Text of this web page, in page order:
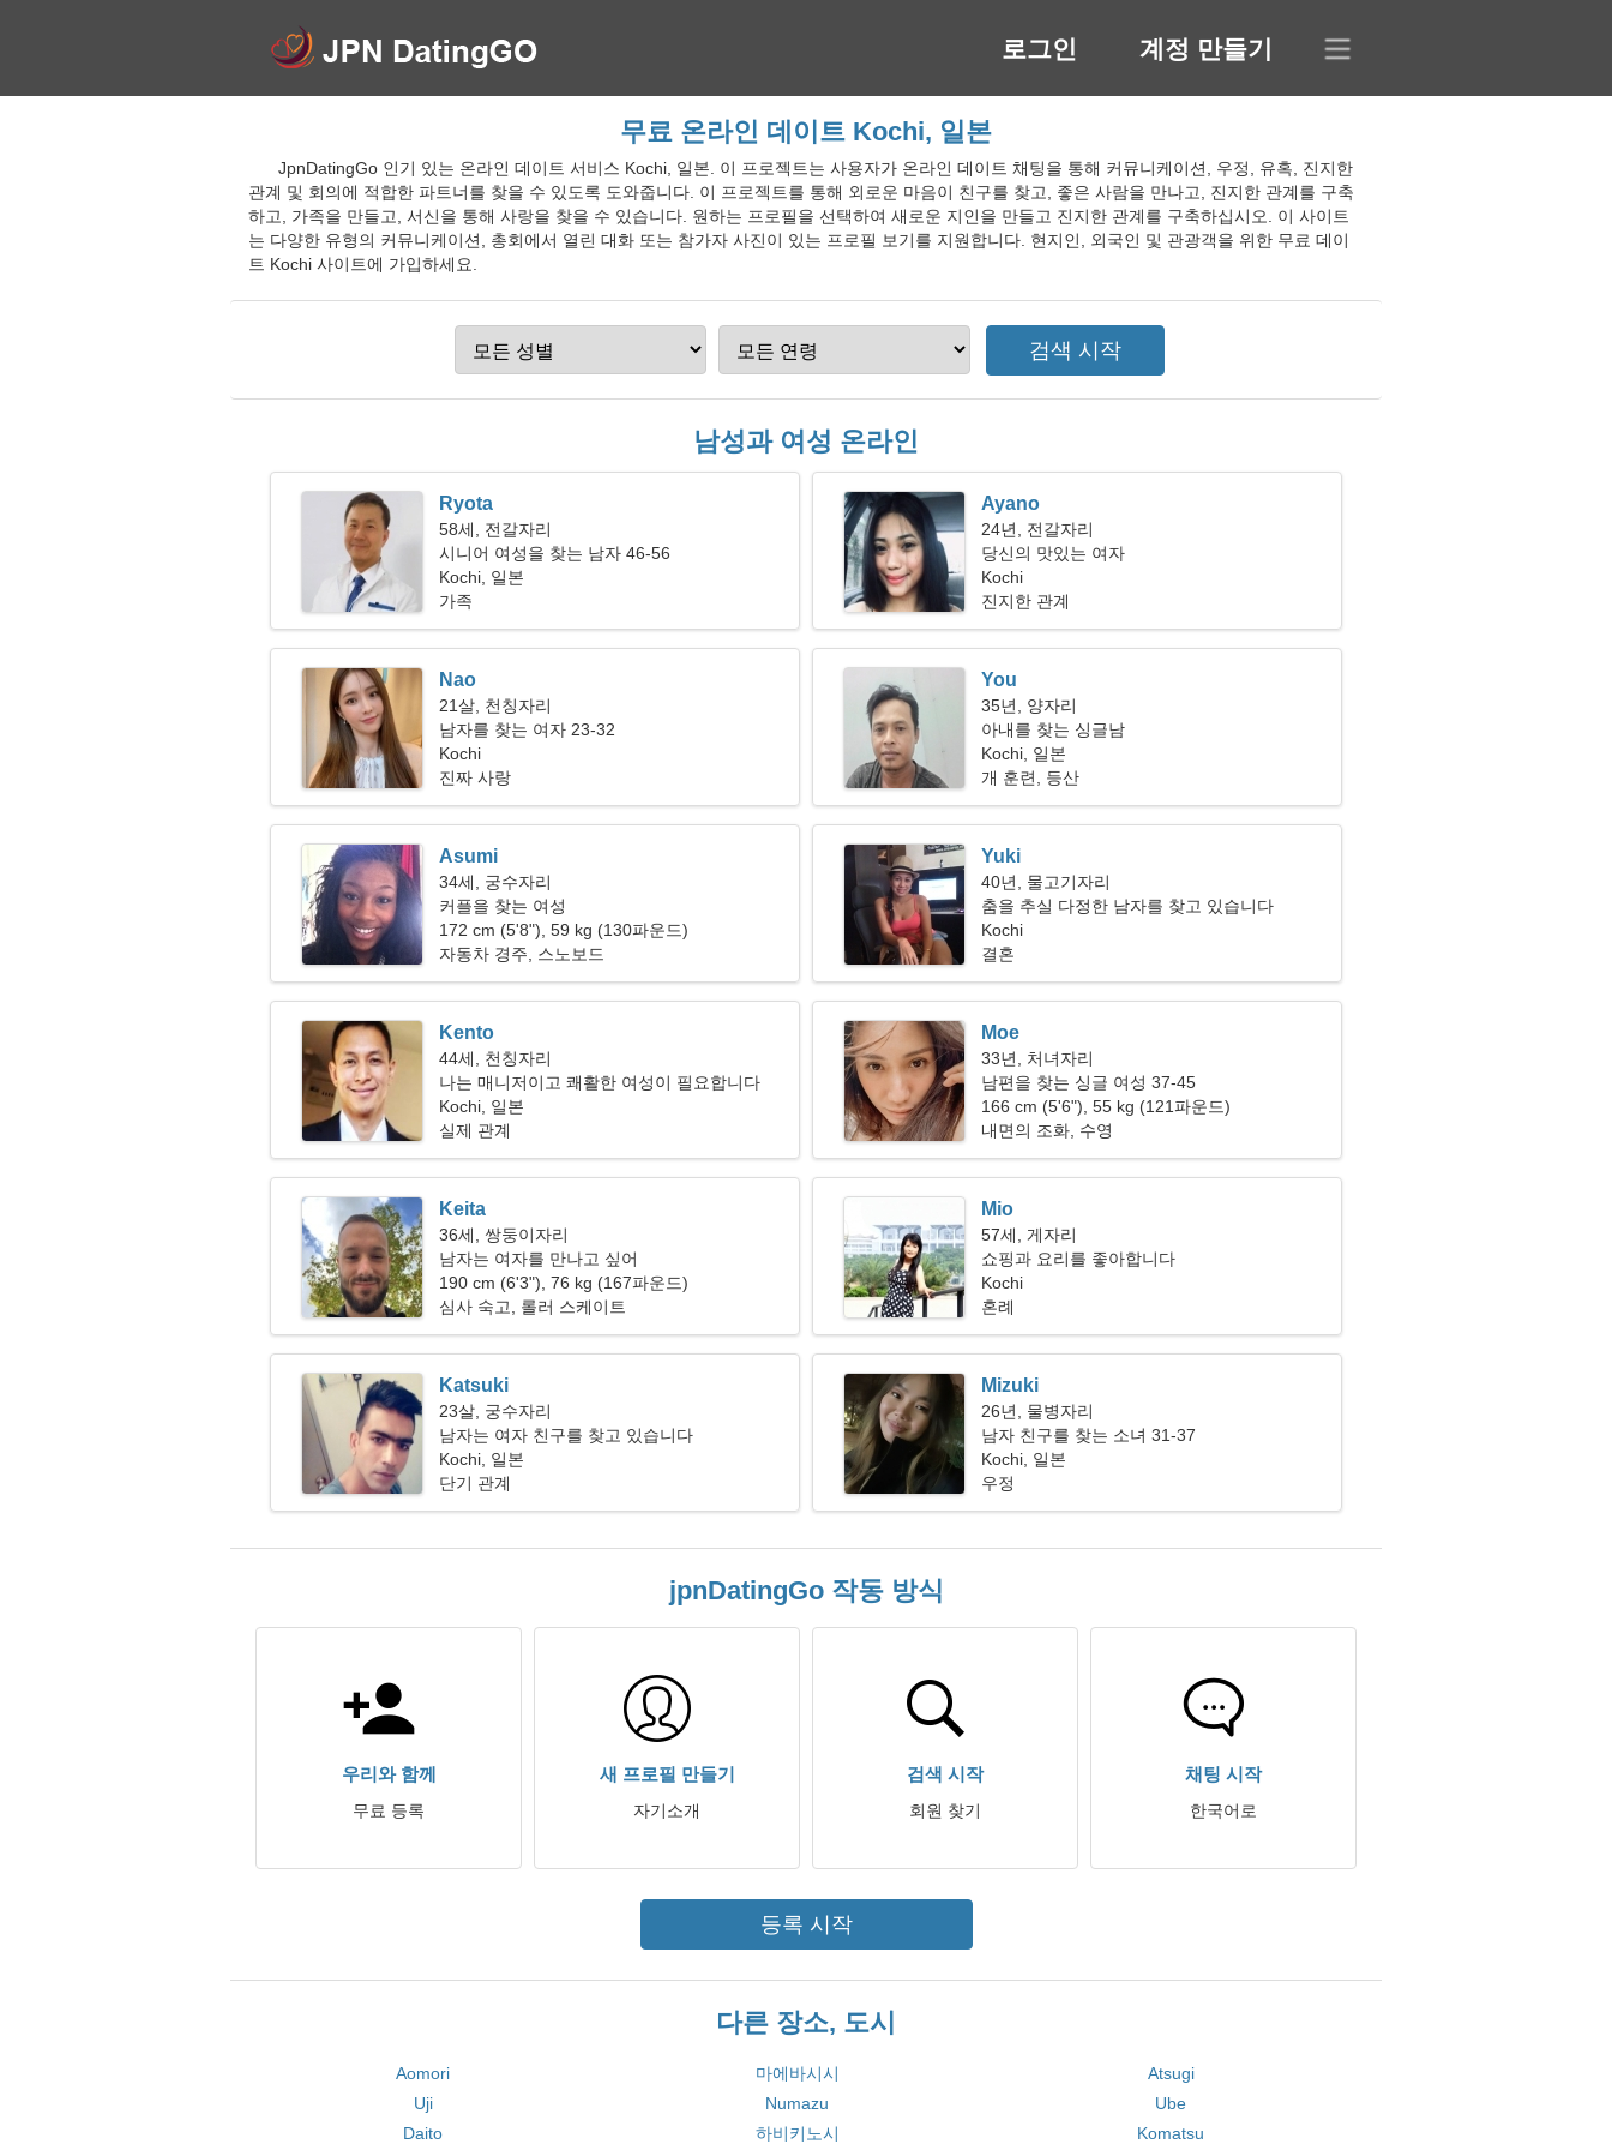
로그인 계정 만들기
무료 온라인 데이트 Kochi, 일본
JpnDatingGo 인기 있는 온라인 데이트 서비스 Kochi, 일본. 이 프로젝트는 사용자가 온라인 데이트 채팅을 통해 커뮤니케이션, 우정, 유혹, 진지한
관계 및 회의에 적합한 파트너를 찾을 수 있도록 도와줍니다. 이 프로젝트를 통해 외로운 마음이 친구를 찾고, 좋은 사람을 만나고, 진지한 관계를 구축
하고, 가족을 만들고, 서신을 통해 사랑을 찾을 수 있습니다. 원하는 프로필을 선택하여 새로운 지인을 만들고 진지한 관계를 구축하십시오. 이 사이트
는 다양한 유형의 커뮤니케이션, 총회에서 열린 대화 또는 참가자 사진이 있는 프로필 보기를 지원합니다. 현지인, 외국인 및 관광객을 위한 무료 데이
트 Kochi 사이트에 가입하세요.
남성과 여성 온라인
Ryota
58세, 전갈자리
시니어 여성을 찾는 남자 46-56
Kochi, 일본
가족
Ayano
24년, 전갈자리
당신의 맛있는 여자
Kochi
진지한 관계
Nao
21살, 천칭자리
남자를 찾는 여자 23-32
Kochi
진짜 사랑
You
35년, 양자리
아내를 찾는 싱글남
Kochi, 일본
개 훈련, 등산
Asumi
34세, 궁수자리
커플을 찾는 여성
172 cm (5'8"), 59 kg (130파운드)
자동차 경주, 스노보드
Yuki
40년, 물고기자리
춤을 추실 다정한 남자를 찾고 있습니다
Kochi
결혼
Kento
44세, 천칭자리
나는 매니저이고 쾌활한 여성이 필요합니다
Kochi, 일본
실제 관계
Moe
33년, 처녀자리
남편을 찾는 싱글 여성 37-45
166 cm (5'6"), 55 kg (121파운드)
내면의 조화, 수영
Keita
36세, 쌍둥이자리
남자는 여자를 만나고 싶어
190 cm (6'3"), 76 kg (167파운드)
심사 숙고, 롤러 스케이트
Mio
57세, 게자리
쇼핑과 요리를 좋아합니다
Kochi
혼례
Katsuki
23살, 궁수자리
남자는 여자 친구를 찾고 있습니다
Kochi, 일본
단기 관계
Mizuki
26년, 물병자리
남자 친구를 찾는 소녀 31-37
Kochi, 일본
우정
jpnDatingGo 작동 방식
우리와 함께
무료 등록
새 프로필 만들기
자기소개
검색 시작
회원 찾기
채팅 시작
한국어로
등록 시작
다른 장소, 도시
Aomori 마에바시시
Atsugi
Uji
Numazu
Ube
Daito
하비키노시 Komatsu